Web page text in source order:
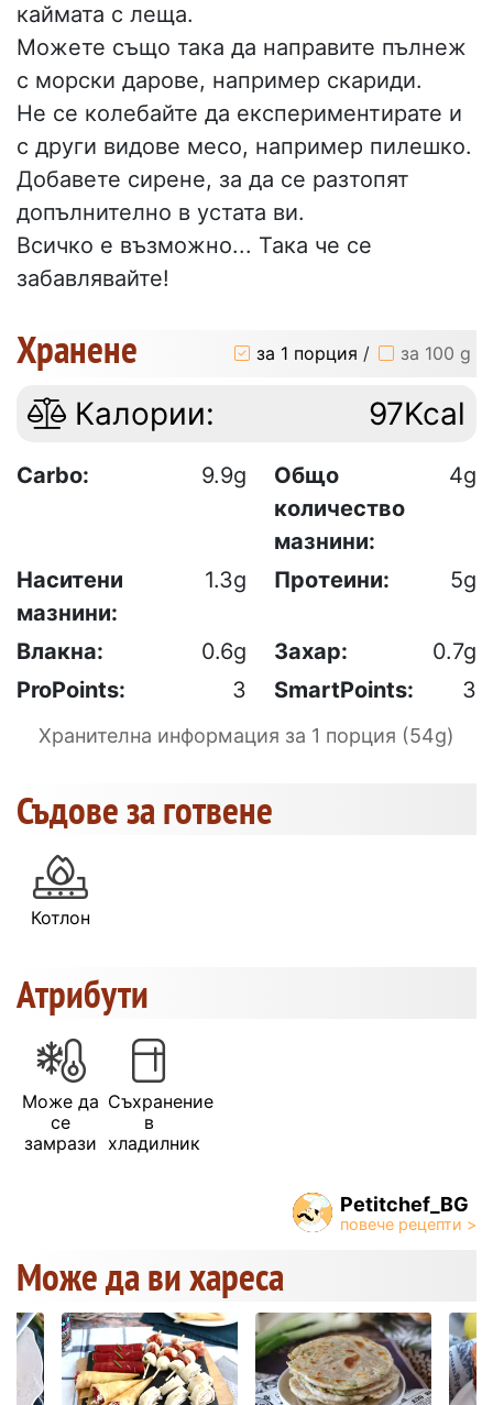
каймата с леща.
Можете също така да направите пълнеж
с морски дарове, например скариди.
Не се колебайте да експериментирате и
с други видове месо, например пилешко.
Добавете сирене, за да се разтопят
допълнително в устата ви.
Всичко е възможно... Така че се
забавлявайте!
Хранене за 1 порция / за 100 g
Калории: 97Kcal
Carbo: 9.9g
Общо
количество
мазнини:
4g
Наситени
мазнини:
1.3g Протеини: 5g
Влакна: 0.6g Захар:
0.7g
ProPoints:
3 SmartPoints: 3
Хранителна информация за 1 порция (54g)
Съдове за готвене
Котлон
Атрибути
Може да
се
замрази
Съхранение
в
хладилник
Petitchef_BG
Може да ви хареса